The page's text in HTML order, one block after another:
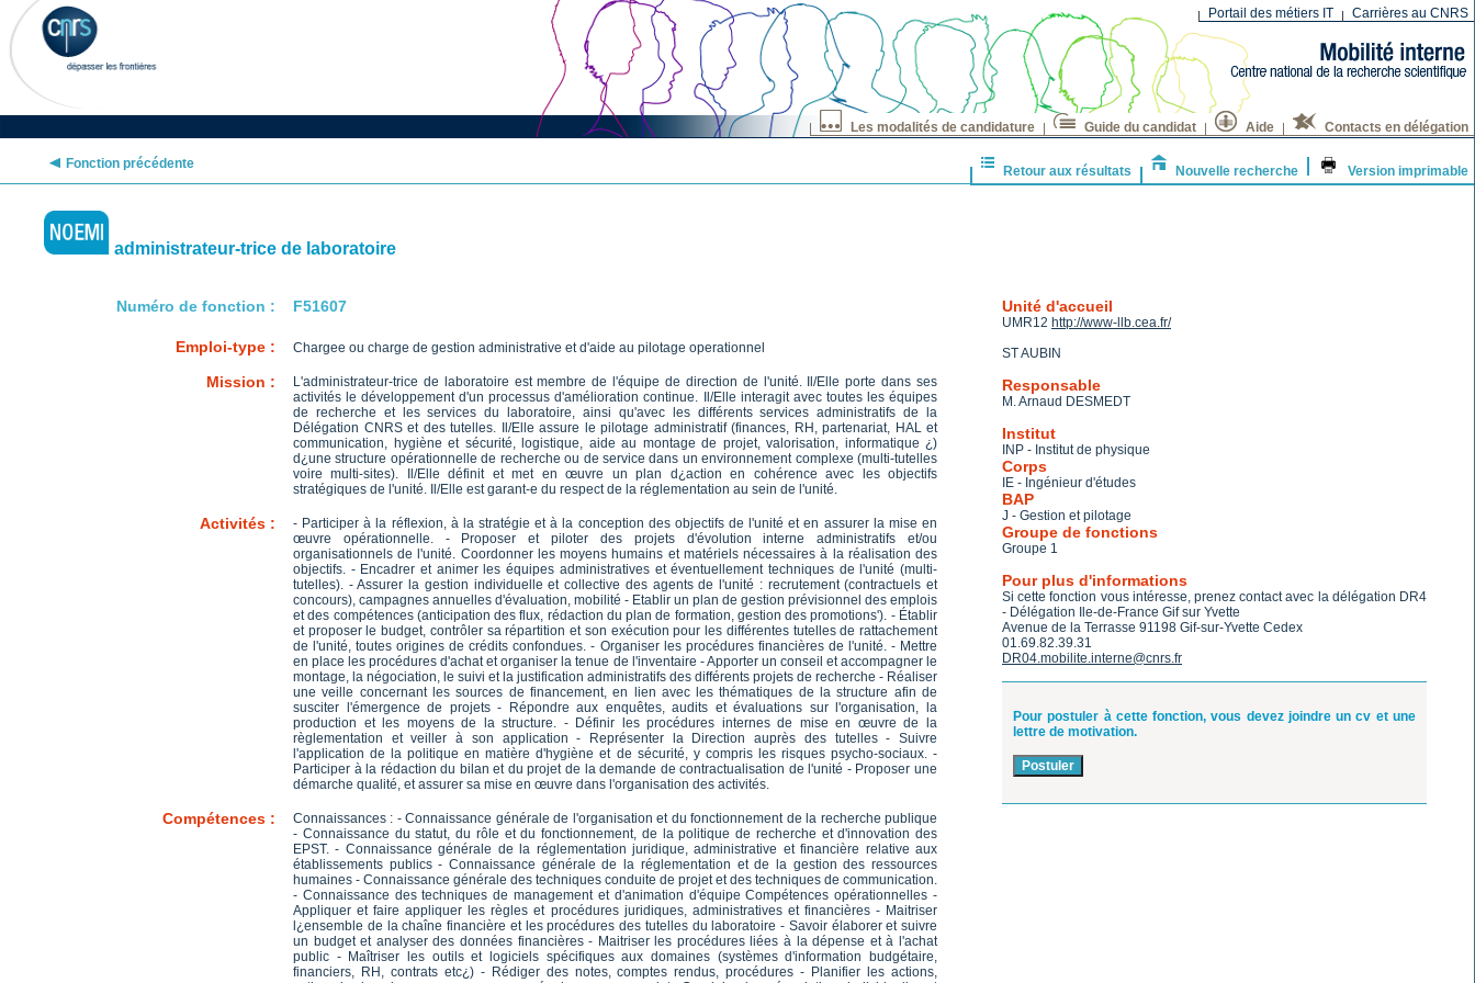
Portail des métiers IT Carrières au CNRS
Les modalités de candidature Guide du candidat Aide Contacts en délégation
Retour aux résultats Nouvelle recherche Version imprimable
Fonction précédente
administrateur-trice de laboratoire
Numéro de fonction : F51607
Emploi-type : Chargee ou charge de gestion administrative et d'aide au pilotage operationnel
Mission :
L'administrateur-trice de laboratoire est membre de l'équipe de direction de l'unité. Il/Elle porte dans ses
activités le développement d'un processus d'amélioration continue. Il/Elle interagit avec toutes les équipes
de recherche et les services du laboratoire, ainsi qu'avec les différents services administratifs de la
Délégation CNRS et des tutelles. Il/Elle assure le pilotage administratif (finances, RH, partenariat, HAL et
communication, hygiène et sécurité, logistique, aide au montage de projet, valorisation, informatique ¿)
d¿une structure opérationnelle de recherche ou de service dans un environnement complexe (multi-tutelles
voire multi-sites). Il/Elle définit et met en œuvre un plan d¿action en cohérence avec les objectifs
stratégiques de l'unité. Il/Elle est garant-e du respect de la réglementation au sein de l'unité.
Activités :
- Participer à la réflexion, à la stratégie et à la conception des objectifs de l'unité et en assurer la mise en
œuvre opérationnelle. - Proposer et piloter des projets d'évolution interne administratifs et/ou
organisationnels de l'unité. Coordonner les moyens humains et matériels nécessaires à la réalisation des
objectifs. - Encadrer et animer les équipes administratives et éventuellement techniques de l'unité (multi-
tutelles). - Assurer la gestion individuelle et collective des agents de l'unité : recrutement (contractuels et
concours), campagnes annuelles d'évaluation, mobilité - Etablir un plan de gestion prévisionnel des emplois
et des compétences (anticipation des flux, rédaction du plan de formation, gestion des promotions'). - Établir
et proposer le budget, contrôler sa répartition et son exécution pour les différentes tutelles de rattachement
de l'unité, toutes origines de crédits confondues. - Organiser les procédures financières de l'unité. - Mettre
en place les procédures d'achat et organiser la tenue de l'inventaire - Apporter un conseil et accompagner le
montage, la négociation, le suivi et la justification administratifs des différents projets de recherche - Réaliser
une veille concernant les sources de financement, en lien avec les thématiques de la structure afin de
susciter l'émergence de projets - Répondre aux enquêtes, audits et évaluations sur l'organisation, la
production et les moyens de la structure. - Définir les procédures internes de mise en œuvre de la
règlementation et veiller à son application - Représenter la Direction auprès des tutelles - Suivre
l'application de la politique en matière d'hygiène et de sécurité, y compris les risques psycho-sociaux. -
Participer à la rédaction du bilan et du projet de la demande de contractualisation de l'unité - Proposer une
démarche qualité, et assurer sa mise en œuvre dans l'organisation des activités.
Compétences :
Connaissances : - Connaissance générale de l'organisation et du fonctionnement de la recherche publique
- Connaissance du statut, du rôle et du fonctionnement, de la politique de recherche et d'innovation des
EPST. - Connaissance générale de la réglementation juridique, administrative et financière relative aux
établissements publics - Connaissance générale de la réglementation et de la gestion des ressources
humaines - Connaissance générale des techniques conduite de projet et des techniques de communication.
- Connaissance des techniques de management et d'animation d'équipe Compétences opérationnelles -
Appliquer et faire appliquer les règles et procédures juridiques, administratives et financières - Maitriser
l¿ensemble de la chaîne financière et les procédures des tutelles du laboratoire - Savoir élaborer et suivre
un budget et analyser des données financières - Maitriser les procédures liées à la dépense et à l'achat
public - Maîtriser les outils et logiciels spécifiques aux domaines (systèmes d'information budgétaire,
financiers, RH, contrats etc¿) - Rédiger des notes, comptes rendus, procédures - Planifier les actions,
Unité d'accueil
UMR12 http://www-llb.cea.fr/
ST AUBIN
Responsable
M. Arnaud DESMEDT
Institut
INP - Institut de physique
Corps
IE - Ingénieur d'études
BAP
J - Gestion et pilotage
Groupe de fonctions
Groupe 1
Pour plus d'informations
Si cette fonction vous intéresse, prenez contact avec la délégation DR4
- Délégation Ile-de-France Gif sur Yvette
Avenue de la Terrasse 91198 Gif-sur-Yvette Cedex
01.69.82.39.31
DR04.mobilite.interne@cnrs.fr
Pour postuler à cette fonction, vous devez joindre un cv et une
lettre de motivation.